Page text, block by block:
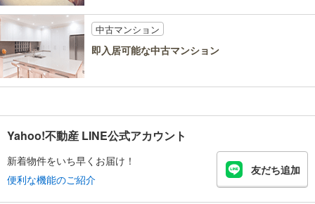
中古マンション
即入居可能な中古マンション
Yahoo!不動産 LINE公式アカウント
新着物件をいち早くお届け！
便利な機能のご紹介
友だち追加